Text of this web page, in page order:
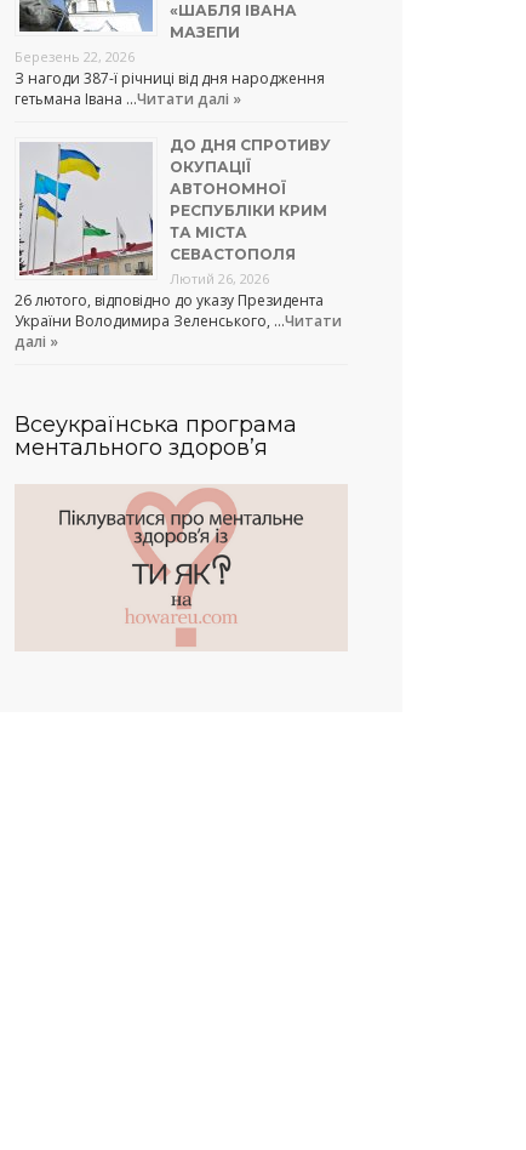
«ШАБЛЯ ІВАНА
МАЗЕПИ
Березень 22, 2026
З нагоди 387-ї річниці від дня народження
гетьмана Івана …Читати далі »
ДО ДНЯ СПРОТИВУ
ОКУПАЦІЇ
АВТОНОМНОЇ
РЕСПУБЛІКИ КРИМ
ТА МІСТА
СЕВАСТОПОЛЯ
Лютий 26, 2026
26 лютого, відповідно до указу Президента
України Володимира Зеленського, …Читати
далі »
Всеукраїнська програма
ментального здоров’я